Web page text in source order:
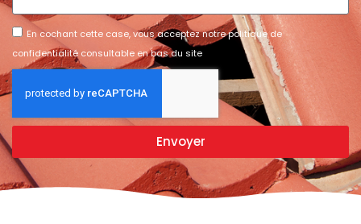
En cochant cette case, vous acceptez notre politique de
confidentialité consultable en bas du site
Envoyer